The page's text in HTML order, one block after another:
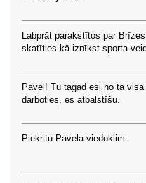
Labprāt parakstītos par
skatīties kā iznīkst sporta
Pāvel! Tu tagad esi no tā
darboties, es atbalstīšu.
Piekritu Pavela viedoklim.